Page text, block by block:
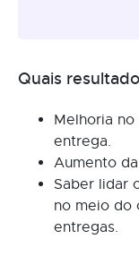
Quais
Melhoria
entrega.
Aumento
Saber lidar
no meio do
entregas.